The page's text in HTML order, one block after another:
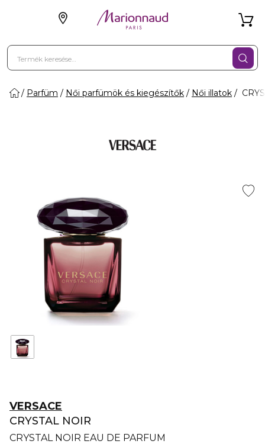
Parfüm Női parfümök és kiegészítők Női illatok
VERSACE
CRYSTAL NOIR
CRYSTAL NOIR EAU DE PARFUM